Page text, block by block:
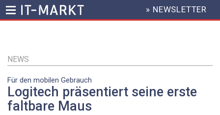
Inhalt
HEADER
MENU
» NEWSLETTER
NEWS
Für den mobilen Gebrauch
Logitech präsentiert seine erste
faltbare Maus